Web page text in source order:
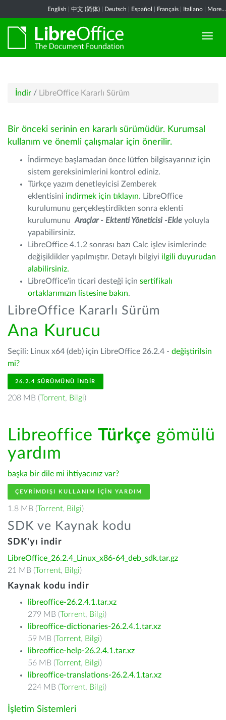
English 中文 (简体) Deutsch Español Français Italiano More...
İndir / LibreOffice Kararlı Sürüm
Bir önceki serinin en kararlı sürümüdür. Kurumsal
kullanım ve önemli çalışmalar için önerilir.
İndirmeye başlamadan önce lütfen bilgisayarınız için
sistem gereksinimlerini kontrol ediniz.
Türkçe yazım denetleyicisi Zemberek
eklentisini indirmek için tıklayın. LibreOffice
kurulumunu gerçekleştirdikten sonra eklenti
kurulumunu Araçlar - Ektenti Yöneticisi -Ekle yoluyla
yapabilirsiniz.
LibreOffice 4.1.2 sonrası bazı Calc işlev isimlerinde
değişiklikler yapılmıştır. Detaylı bilgiyi ilgili duyurudan
alabilirsiniz.
LibreOffice'in ticari desteği için sertifikalı
ortaklarımızın listesine bakın.
LibreOffice Kararlı Sürüm
Ana Kurucu
Seçili: Linux x64 (deb) için LibreOffice 26.2.4 - değiştirilsin
mi?
26.2.4 SÜRÜMÜNÜ İNDIR
208 MB (Torrent, Bilgi)
Libreoffice Türkçe gömülü
yardım
başka bir dile mi ihtiyacınız var?
ÇEVRIMDIŞI KULLANIM IÇIN YARDIM
1.8 MB (Torrent, Bilgi)
SDK ve Kaynak kodu
SDK'yı indir
LibreOffice_26.2.4_Linux_x86-64_deb_sdk.tar.gz
21 MB (Torrent, Bilgi)
Kaynak kodu indir
libreoffice-26.2.4.1.tar.xz
279 MB (Torrent, Bilgi)
libreoffice-dictionaries-26.2.4.1.tar.xz
59 MB (Torrent, Bilgi)
libreoffice-help-26.2.4.1.tar.xz
56 MB (Torrent, Bilgi)
libreoffice-translations-26.2.4.1.tar.xz
224 MB (Torrent, Bilgi)
İşletim Sistemleri